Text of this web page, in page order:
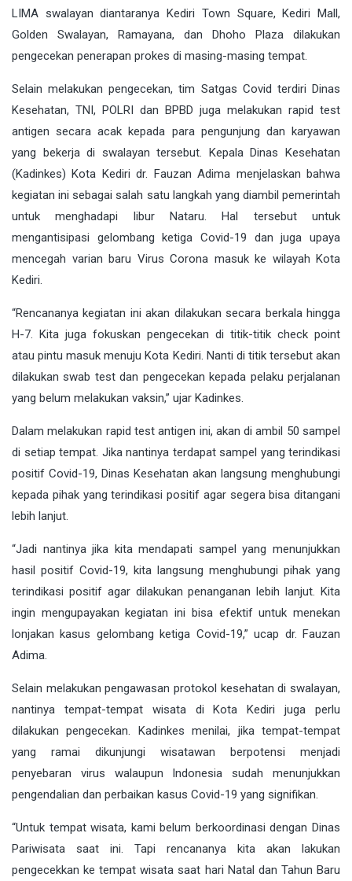
LIMA swalayan diantaranya Kediri Town Square, Kediri Mall,
Golden Swalayan, Ramayana, dan Dhoho Plaza dilakukan
pengecekan penerapan prokes di masing-masing tempat.
Selain melakukan pengecekan, tim Satgas Covid terdiri Dinas
Kesehatan, TNI, POLRI dan BPBD juga melakukan rapid test
antigen secara acak kepada para pengunjung dan karyawan
yang bekerja di swalayan tersebut. Kepala Dinas Kesehatan
(Kadinkes) Kota Kediri dr. Fauzan Adima menjelaskan bahwa
kegiatan ini sebagai salah satu langkah yang diambil pemerintah
untuk menghadapi libur Nataru. Hal tersebut untuk
mengantisipasi gelombang ketiga Covid-19 dan juga upaya
mencegah varian baru Virus Corona masuk ke wilayah Kota
Kediri.
“Rencananya kegiatan ini akan dilakukan secara berkala hingga
H-7. Kita juga fokuskan pengecekan di titik-titik check point
atau pintu masuk menuju Kota Kediri. Nanti di titik tersebut akan
dilakukan swab test dan pengecekan kepada pelaku perjalanan
yang belum melakukan vaksin,” ujar Kadinkes.
Dalam melakukan rapid test antigen ini, akan di ambil 50 sampel
di setiap tempat. Jika nantinya terdapat sampel yang terindikasi
positif Covid-19, Dinas Kesehatan akan langsung menghubungi
kepada pihak yang terindikasi positif agar segera bisa ditangani
lebih lanjut.
“Jadi nantinya jika kita mendapati sampel yang menunjukkan
hasil positif Covid-19, kita langsung menghubungi pihak yang
terindikasi positif agar dilakukan penanganan lebih lanjut. Kita
ingin mengupayakan kegiatan ini bisa efektif untuk menekan
lonjakan kasus gelombang ketiga Covid-19,” ucap dr. Fauzan
Adima.
Selain melakukan pengawasan protokol kesehatan di swalayan,
nantinya tempat-tempat wisata di Kota Kediri juga perlu
dilakukan pengecekan. Kadinkes menilai, jika tempat-tempat
yang ramai dikunjungi wisatawan berpotensi menjadi
penyebaran virus walaupun Indonesia sudah menunjukkan
pengendalian dan perbaikan kasus Covid-19 yang signifikan.
“Untuk tempat wisata, kami belum berkoordinasi dengan Dinas
Pariwisata saat ini. Tapi rencananya kita akan lakukan
pengecekkan ke tempat wisata saat hari Natal dan Tahun Baru